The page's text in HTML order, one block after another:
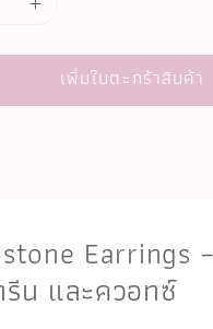
เพิ่มในตะกร้าสินค้า
Earrings
น และควอทซ์